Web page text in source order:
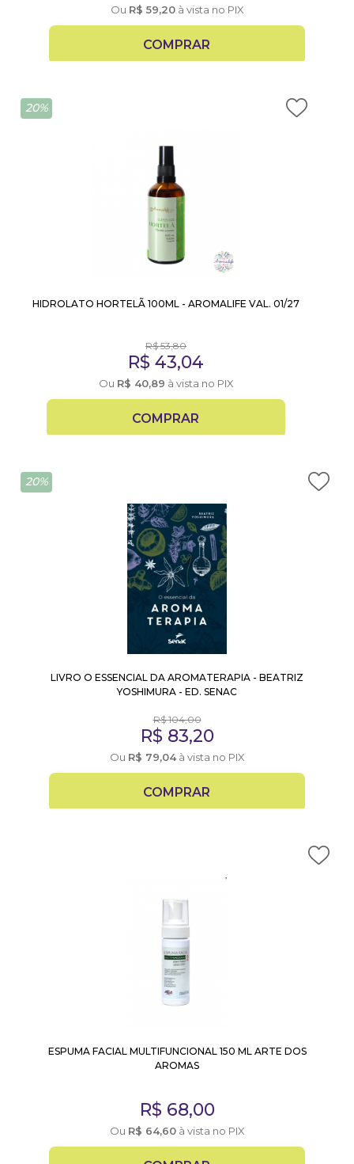
Ou R$ 59,20à vista no PIX
COMPRAR
20%
HIDROLATO HORTELÃ 100ML - AROMALIFE VAL. 01/27
R$53,80
R$ 43,04
Ou R$ 40,89 à vista no PIX
COMPRAR
20%
LIVRO O ESSENCIAL DA AROMATERAPIA - BEATRIZ
YOSHIMURA - ED. SENAC
R$104,00
R$ 83,20
Ou R$ 79,04à vista no PIX
COMPRAR
ESPUMA FACIAL MULTIFUNCIONAL 150 ML ARTE DOS
AROMAS
R$ 68,00
Ou R$ 64,60à vista no PIX